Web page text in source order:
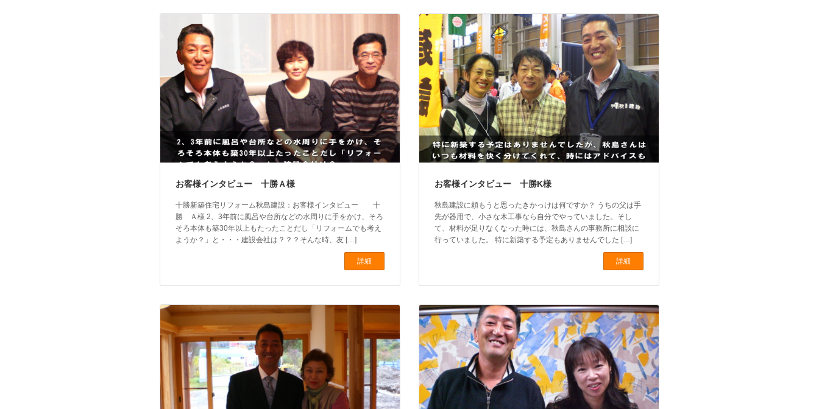
お客様インタビュー 十勝Ａ様
十勝新築住宅リフォーム秋島建設：お客様インタビュー 十
勝 Ａ様 2、3年前に風呂や台所などの水周りに手をかけ、そろ
そろ本体も築30年以上もたったことだし「リフォームでも考え
ようか？」と・・・建設会社は？？？そんな時、友 […]
詳細
お客様インタビュー 十勝K様
秋島建設に頼もうと思ったきかっけは何ですか？ うちの父は手
先が器用で、小さな木工事なら自分でやっていました。そし
て、材料が足りなくなった時には、秋島さんの事務所に相談に
行っていました。 特に新築する予定もありませんでした […]
詳細